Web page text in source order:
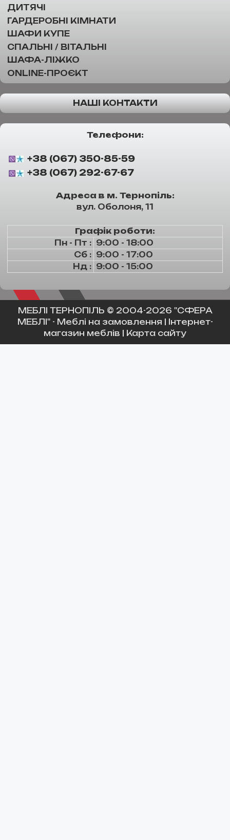
ДИТЯЧІ
ГАРДЕРОБНІ КІМНАТИ
ШАФИ КУПЕ
СПАЛЬНІ / ВІТАЛЬНІ
ШАФА-ЛІЖКО
ONLINE-ПРОЄКТ
НАШІ КОНТАКТИ
Телефони:
+38 (067) 350-85-59
+38 (067) 292-67-67
Адреса в м. Тернопіль:
вул. Оболоня, 11
Графік роботи:
Пн - Пт : 9:00 - 18:00
Сб : 9:00 - 17:00
Нд : 9:00 - 15:00
МЕБЛІ ТЕРНОПІЛЬ © 2004-2026 "СФЕРА
МЕБЛІ" - Меблі на замовлення | Інтернет-
магазин меблів | Карта сайту